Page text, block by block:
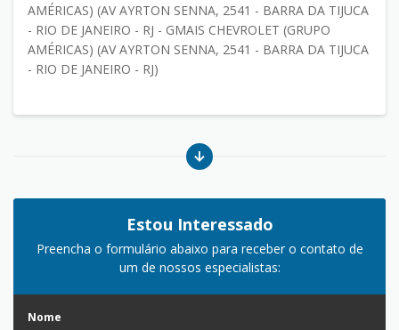
AMÉRICAS) (AV AYRTON SENNA, 2541 - BARRA DA TIJUCA
- RIO DE JANEIRO - RJ - GMAIS CHEVROLET (GRUPO
AMÉRICAS) (AV AYRTON SENNA, 2541 - BARRA DA TIJUCA
- RIO DE JANEIRO - RJ)
Estou Interessado
Preencha o formulário abaixo para receber o contato de
um de nossos especialistas:
Nome